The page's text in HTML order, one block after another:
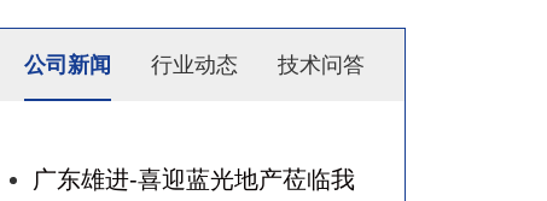
公司新闻 行业动态 技术问答
广东雄进-喜迎蓝光地产莅临我